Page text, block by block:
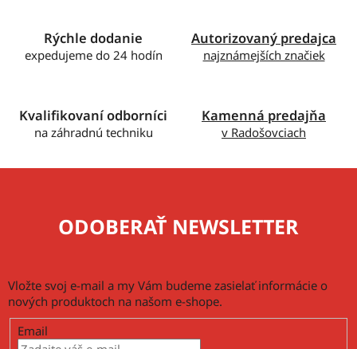
Rýchle dodanie
expedujeme do 24 hodín
Autorizovaný predajca
najznámejších značiek
Kvalifikovaní odborníci
na záhradnú techniku
Kamenná predajňa
v Radošovciach
ODOBERAŤ NEWSLETTER
Vložte svoj e-mail a my Vám budeme zasielať informácie o
nových produktoch na našom e-shope.
Email